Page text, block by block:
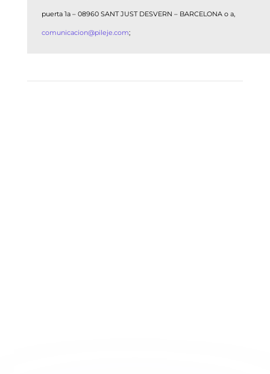
puerta 1a – 08960 SANT JUST DESVERN – BARCELONA o a,
comunicacion@pileje.com;